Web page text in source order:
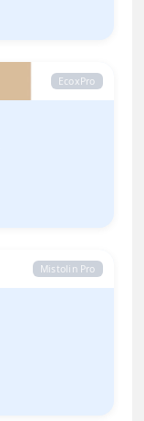
EcoxPro
Mistolin Pro